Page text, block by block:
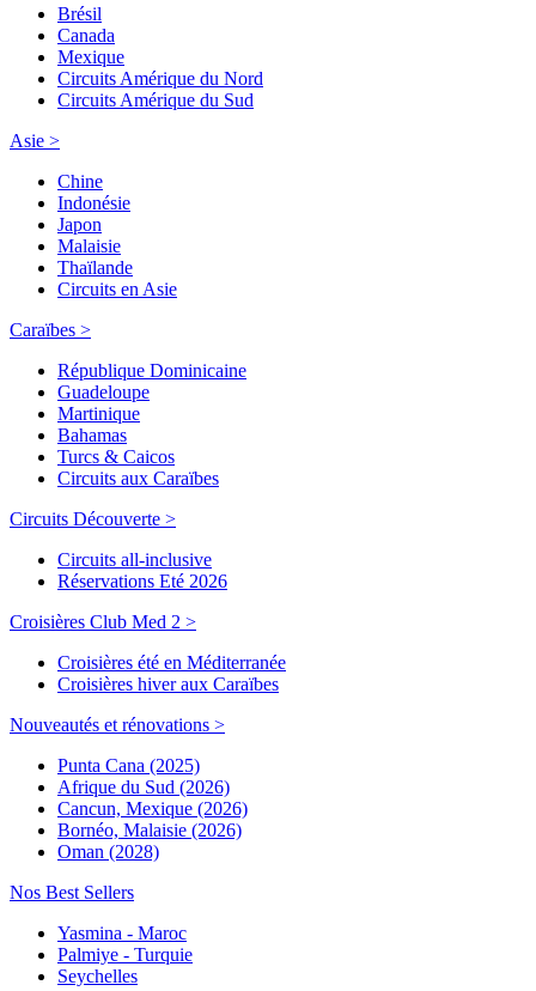
Brésil
Canada
Mexique
Circuits Amérique du Nord
Circuits Amérique du Sud
Asie >
Chine
Indonésie
Japon
Malaisie
Thaïlande
Circuits en Asie
Caraïbes >
République Dominicaine
Guadeloupe
Martinique
Bahamas
Turcs & Caicos
Circuits aux Caraïbes
Circuits Découverte >
Circuits all-inclusive
Réservations Eté 2026
Croisières Club Med 2 >
Croisières été en Méditerranée
Croisières hiver aux Caraïbes
Nouveautés et rénovations >
Punta Cana (2025)
Afrique du Sud (2026)
Cancun, Mexique (2026)
Bornéo, Malaisie (2026)
Oman (2028)
Nos Best Sellers
Yasmina - Maroc
Palmiye - Turquie
Seychelles